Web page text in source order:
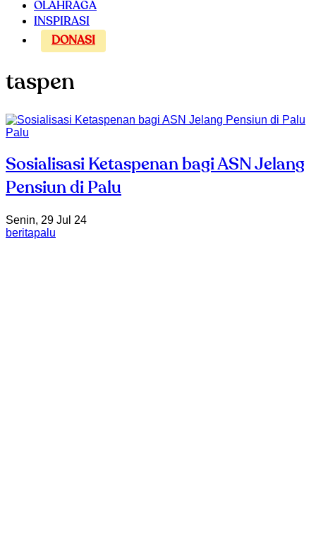
OLAHRAGA
INSPIRASI
DONASI
taspen
Palu
Sosialisasi Ketaspenan bagi ASN Jelang
Pensiun di Palu
Senin, 29 Jul 24
beritapalu